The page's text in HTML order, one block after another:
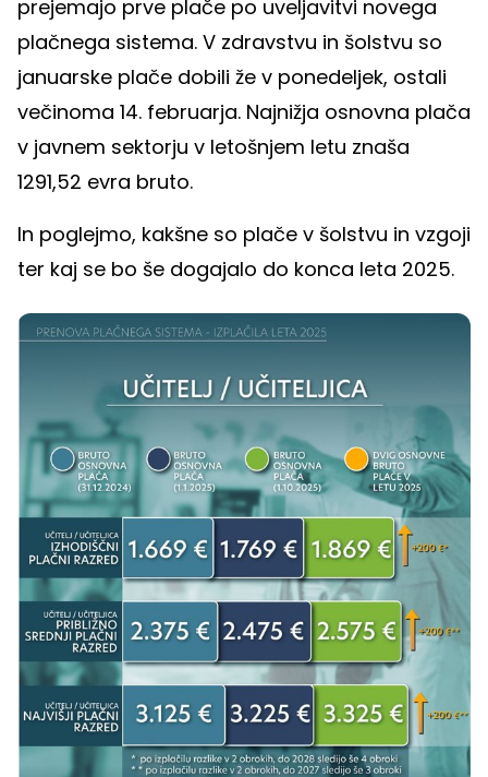
prejemajo prve plače po uveljavitvi novega
plačnega sistema. V zdravstvu in šolstvu so
januarske plače dobili že v ponedeljek, ostali
večinoma 14. februarja. Najnižja osnovna plača
v javnem sektorju v letošnjem letu znaša
1291,52 evra bruto.
In poglejmo, kakšne so plače v šolstvu in vzgoji
ter kaj se bo še dogajalo do konca leta 2025.